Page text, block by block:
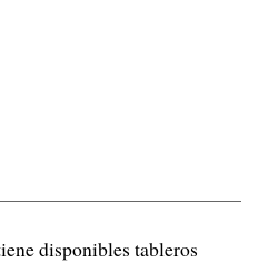
disponibles tableros